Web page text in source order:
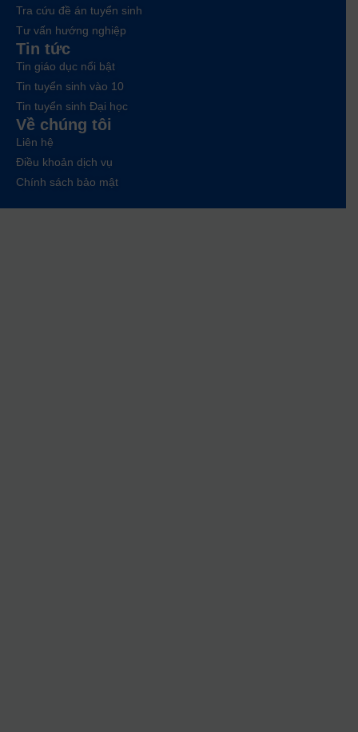
Tra cứu đề án tuyển sinh
Tư vấn hướng nghiệp
Tin tức
Tin giáo dục nổi bật
Tin tuyển sinh vào 10
Tin tuyển sinh Đại học
Về chúng tôi
Liên hệ
Điều khoản dịch vụ
Chính sách bảo mật